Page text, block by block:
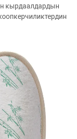
кырдаалдардын